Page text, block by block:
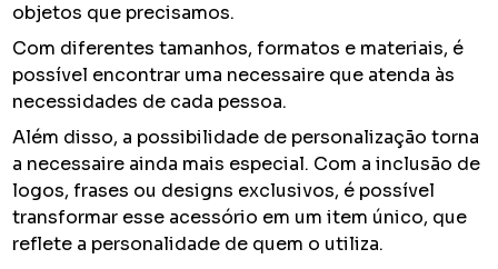
objetos que precisamos.
Com diferentes tamanhos, formatos e materiais, é
possível encontrar uma necessaire que atenda às
necessidades de cada pessoa.
Além disso, a possibilidade de personalização torna
a necessaire ainda mais especial. Com a inclusão de
logos, frases ou designs exclusivos, é possível
transformar esse acessório em um item único, que
reflete a personalidade de quem o utiliza.